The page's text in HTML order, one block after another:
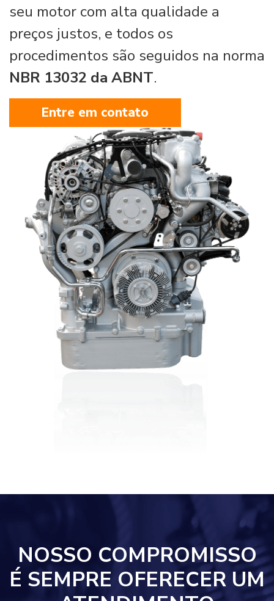
seu motor com alta qualidade a
preços justos, e todos os
procedimentos são seguidos na norma
NBR 13032 da ABNT.
Entre em contato
NOSSO COMPROMISSO
É SEMPRE OFERECER UM